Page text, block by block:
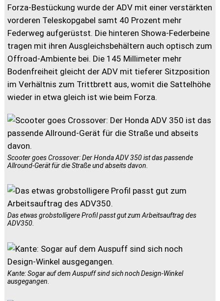
Forza-Bestückung wurde der ADV mit einer verstärkten
vorderen Teleskopgabel samt 40 Prozent mehr
Federweg aufgerüstst. Die hinteren Showa-Federbeine
tragen mit ihren Ausgleichsbehältern auch optisch zum
Offroad-Ambiente bei. Die 145 Millimeter mehr
Bodenfreiheit gleicht der ADV mit tieferer Sitzposition
im Verhältnis zum Trittbrett aus, womit die Sattelhöhe
wieder in etwa gleich ist wie beim Forza.
Scooter goes Crossover: Der Honda ADV 350 ist das passende
Allround-Gerät für die Straße und abseits davon.
Das etwas grobstolligere Profil passt gut zum Arbeitsauftrag des
ADV350.
Kante: Sogar auf dem Auspuff sind sich noch Design-Winkel
ausgegangen.